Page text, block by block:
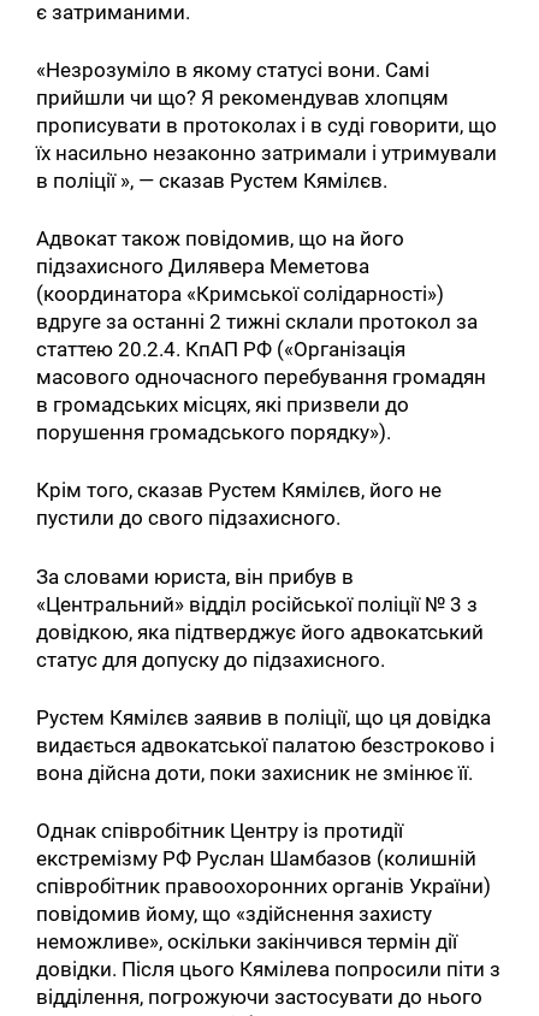
є затриманими.
«Незрозуміло в якому статусі вони. Самі
прийшли чи що? Я рекомендував хлопцям
прописувати в протоколах і в суді говорити, що
їх насильно незаконно затримали і утримували
в поліції », — сказав Рустем Кямілєв.
Адвокат також повідомив, що на його
підзахисного Дилявера Меметова
(координатора «Кримської солідарності»)
вдруге за останні 2 тижні склали протокол за
статтею 20.2.4. КпАП РФ («Організація
масового одночасного перебування громадян
в громадських місцях, які призвели до
порушення громадського порядку»).
Крім того, сказав Рустем Кямілєв, його не
пустили до свого підзахисного.
За словами юриста, він прибув в
«Центральний» відділ російської поліції № 3 з
довідкою, яка підтверджує його адвокатський
статус для допуску до підзахисного.
Рустем Кямілєв заявив в поліції, що ця довідка
видається адвокатської палатою безстроково і
вона дійсна доти, поки захисник не змінює її.
Однак співробітник Центру із протидії
екстремізму РФ Руслан Шамбазов (колишній
співробітник правоохоронних органів України)
повідомив йому, що «здійснення захисту
неможливе», оскільки закінчився термін дії
довідки. Після цього Кямілева попросили піти з
відділення, погрожуючи застосувати до нього